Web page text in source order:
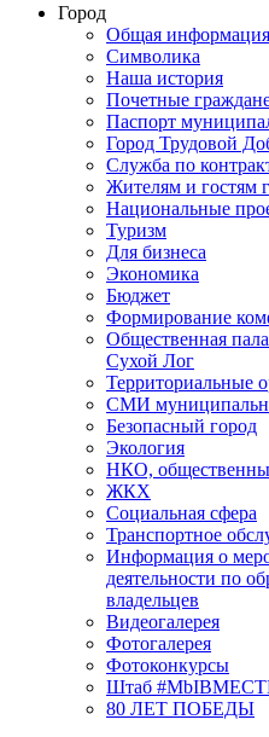
Город
Общая информация
Символика
Наша история
Почетные
Паспорт
Город Трудовой
Служба по
Жителям и гостям
Национальные
Туризм
Для бизнеса
Экономика
Бюджет
Формирование
Общественная
Сухой Лог
Территориальные
СМИ
Безопасный город
Экология
НКО,
ЖКХ
Социальная сфера
Транспортное
Информация о
деятельности по
владельцев
Видеогалерея
Фотогалерея
Фотоконкурсы
Штаб
80 ЛЕТ ПОБЕДЫ